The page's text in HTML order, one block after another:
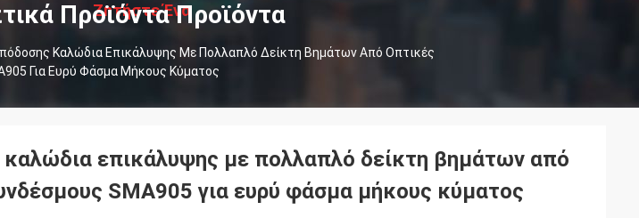
Εμάς Επαφή Με
Ζητήστε Ένα
Απόσπασμα
Προϊόντα Προϊόντα
Καλώδια Επικάλυψης Με Πολλαπλό Δείκτη Βημάτων Από Οπτικές
Για Ευρύ Φάσμα Μήκους Κύματος
επικάλυψης με πολλαπλό δείκτη βημάτων από
SMA905 για ευρύ φάσμα μήκους κύματος